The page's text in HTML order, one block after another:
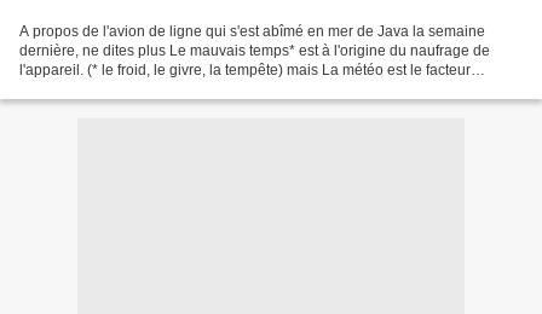
A propos de l'avion de ligne qui s'est abîmé en mer de Java la semaine
dernière, ne dites plus Le mauvais temps* est à l'origine du naufrage de
l'appareil. (* le froid, le givre, la tempête) mais La météo est le facteur